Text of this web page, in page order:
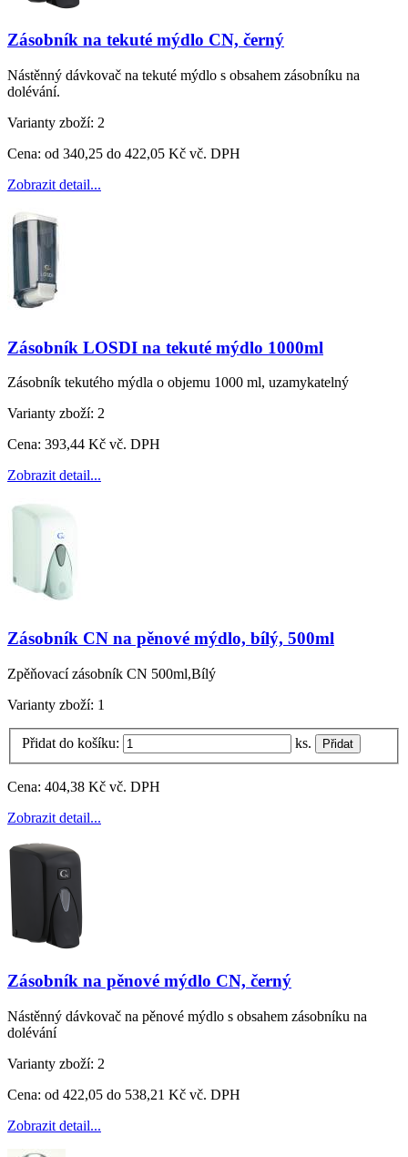
Zásobník na tekuté mýdlo CN, černý
Nástěnný dávkovač na tekuté mýdlo s obsahem zásobníku na
dolévání.
Varianty zboží: 2
Cena: od 340,25 do 422,05 Kč vč. DPH
Zobrazit detail...
Zásobník LOSDI na tekuté mýdlo 1000ml
Zásobník tekutého mýdla o objemu 1000 ml, uzamykatelný
Varianty zboží: 2
Cena: 393,44 Kč vč. DPH
Zobrazit detail...
Zásobník CN na pěnové mýdlo, bílý, 500ml
Zpěňovací zásobník CN 500ml,Bílý
Varianty zboží: 1
Přidat do košíku: ks.
Cena: 404,38 Kč vč. DPH
Zobrazit detail...
Zásobník na pěnové mýdlo CN, černý
Nástěnný dávkovač na pěnové mýdlo s obsahem zásobníku na
dolévání
Varianty zboží: 2
Cena: od 422,05 do 538,21 Kč vč. DPH
Zobrazit detail...